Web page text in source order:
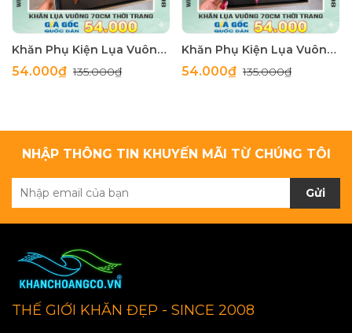
Khăn Phụ Kiện Lụa Vuông 70cm - Thế Giới Khăn Đẹp C1062_4
54.000₫135.000₫
Khăn Phụ Kiện Lụa Vuông 70cm - Thế Giới Khăn Đẹp C1062_3
54.000₫135.000₫
NHẬP THÔNG TIN KHUYẾN MÃI TỪ CHÚNG TÔI
Gửi
THẾ GIỚI KHĂN ĐẸP - SINCE 2008